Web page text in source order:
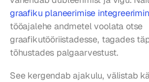
graafiku planeerimise
tööajalehe andmetel voolata otse
graafikutööriistadesse, tagades
tõhustades palgaarvestust.
See kergendab ajakulu, välistab